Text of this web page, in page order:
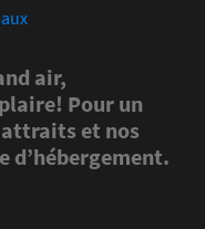
air,
Pour un
attraits et nos
d’hébergement.